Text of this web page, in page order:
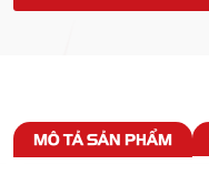
MÔ TẢ SẢN PHẨM